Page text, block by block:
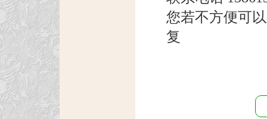
您若不方便可
复